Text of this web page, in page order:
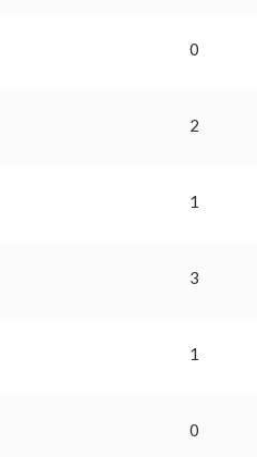
0
2
1
3
1
0